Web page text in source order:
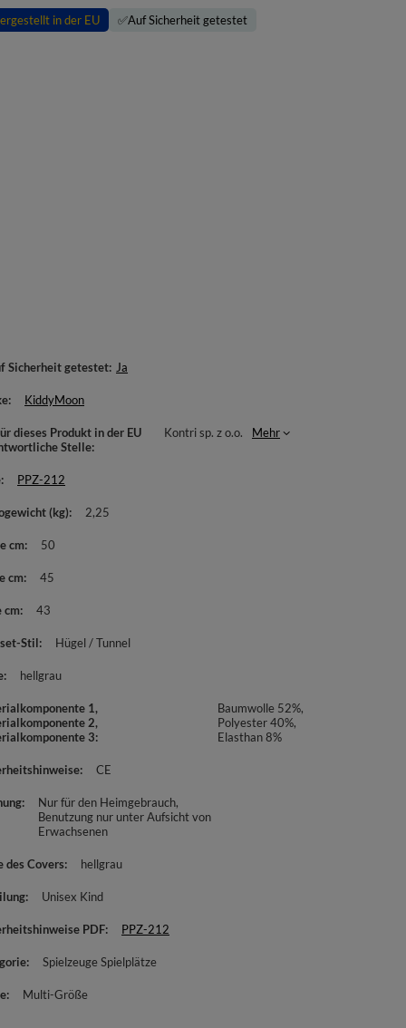
in der EU ✅Auf Sicherheit getestet
Sicherheit getestet Ja
KiddyMoon
dieses Produkt in der EU
Stelle
Kontri sp. z o.o. Mehr
PPZ-212
(kg) 2,25
cm 50
cm 45
cm 43
Stil Hügel / Tunnel
hellgrau
1,
2,
3
Baumwolle 52%,
Polyester 40%,
Elasthan 8%
CE
Nur für den Heimgebrauch
Benutzung nur unter Aufsicht von
Erwachsenen
des Covers hellgrau
Unisex Kind
PDF PPZ-212
Spielzeuge Spielplätze
Multi-Größe